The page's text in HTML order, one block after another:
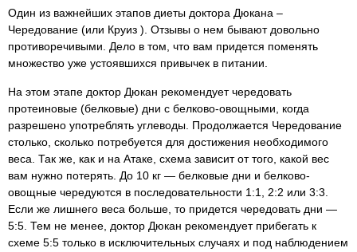
Один из важнейших этапов диеты доктора Дюкана –
Чередование (или Круиз ). Отзывы о нем бывают довольно
противоречивыми. Дело в том, что вам придется поменять
множество уже устоявшихся привычек в питании.
На этом этапе доктор Дюкан рекомендует чередовать
протеиновые (белковые) дни с белково-овощными, когда
разрешено употреблять углеводы. Продолжается Чередование
столько, сколько потребуется для достижения необходимого
веса. Так же, как и на Атаке, схема зависит от того, какой вес
вам нужно потерять. До 10 кг — белковые дни и белково-
овощные чередуются в последовательности 1:1, 2:2 или 3:3.
Если же лишнего веса больше, то придется чередовать дни —
5:5. Тем не менее, доктор Дюкан рекомендует прибегать к
схеме 5:5 только в исключительных случаях и под наблюдением